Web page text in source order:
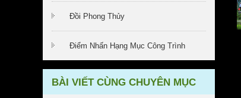
Đồi Phong Thủy
Điểm Nhấn Hạng Mục Công Trình
BÀI VIẾT CÙNG CHUYÊN MỤC